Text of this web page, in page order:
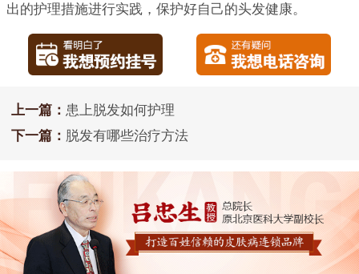
出的护理措施进行实践，保护好自己的头发健康。
上一篇： 患上脱发如何护理
下一篇： 脱发有哪些治疗方法